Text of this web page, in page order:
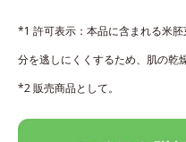
*1 許可表示：本品に含まれる米
分を逃しにくくするため、肌の乾
*2 販売商品として。